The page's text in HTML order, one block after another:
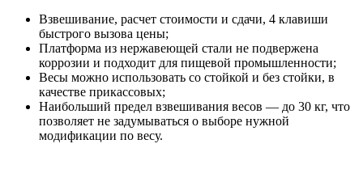
Взвешивание, расчет стоимости и сдачи, 4 клавиши
быстрого вызова цены;
Платформа из нержавеющей стали не подвержена
коррозии и подходит для пищевой промышленности;
Весы можно использовать со стойкой и без стойки, в
качестве прикассовых;
Наибольший предел взвешивания весов — до 30 кг, что
позволяет не задумываться о выборе нужной
модификации по весу.